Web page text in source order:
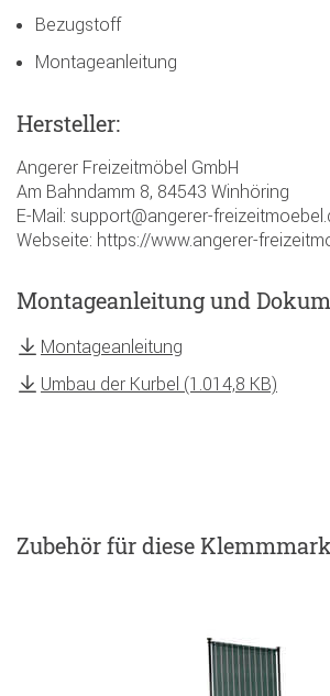
Bezugstoff
Montageanleitung
Hersteller:
Angerer Freizeitmöbel GmbH
Am Bahndamm 8, 84543 Winhöring
E-Mail: support@angerer-
Webseite: https://www.angerer-
Montageanleitung und
Montageanleitung
Umbau der Kurbel (1.014,8 KB)
Zubehörfür diese